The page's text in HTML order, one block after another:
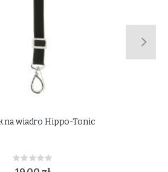
na derki i czapraki York
Rating:
0%